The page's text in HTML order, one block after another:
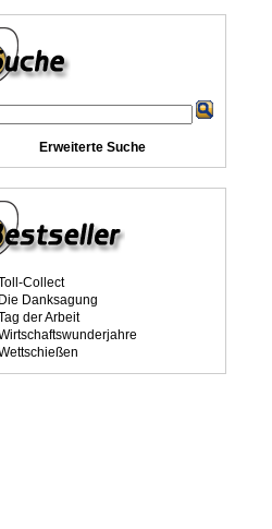
Erweiterte Suche
Collect
Die Danksagung
der Arbeit